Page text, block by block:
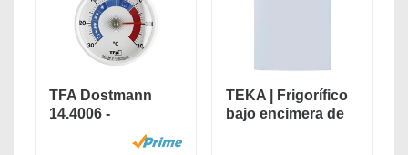
TFA Dostmann
14.4006 -
TEKA | Frigorífico
bajo encimera de